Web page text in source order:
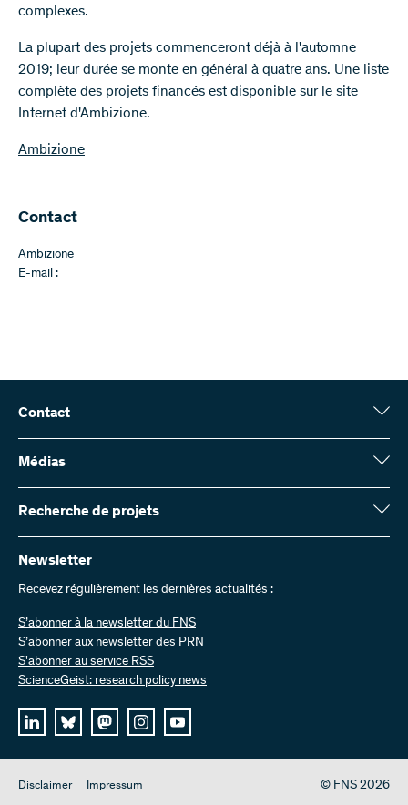
complexes.
La plupart des projets commenceront déjà à l'automne
2019; leur durée se monte en général à quatre ans. Une liste
complète des projets financés est disponible sur le site
Internet d'Ambizione.
Ambizione
Contact
Ambizione
E-mail :
Contact
Fonds national suisse (FNS)
Wildhainweg 3
Contactez-nous
Envoyer des factures
Travailler chez nous
Offres d’emploi
Médias
Service de presse
Rapport annuel
Recherche de projets
Vous trouverez ici des informations complètes sur les projets de
recherche et les subsides approuvés par le FNS :
Recherche de projets
Newsletter
Recevez régulièrement les dernières actualités :
S’abonner à la newsletter du FNS
S’abonner aux newsletter des PRN
S'abonner au service RSS
ScienceGeist: research policy news
Disclaimer Impressum © FNS 2026